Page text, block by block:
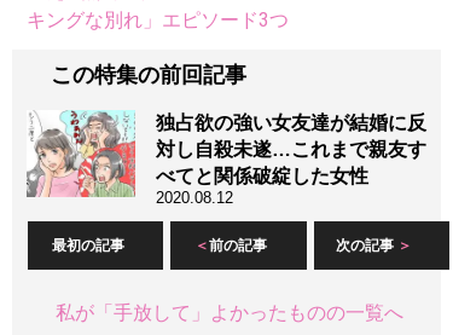
キングな別れ」エピソード3つ
この特集の前回記事
独占欲の強い女友達が結婚に反
対し自殺未遂…これまで親友す
べてと関係破綻した女性
2020.08.12
最初の記事 前の記事 次の記事
私が「手放して」よかったものの一覧へ